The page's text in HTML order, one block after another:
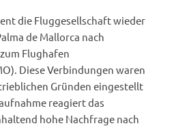
die Fluggesellschaft wieder
de Mallorca nach
Flughafen
Diese Verbindungen waren
Gründen eingestellt
reagiert das
hohe Nachfrage nach